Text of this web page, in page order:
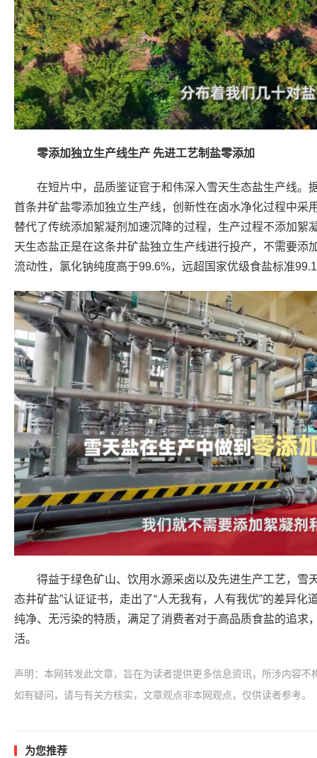
零添加独立生产线生产 先进工艺制盐零添加
在短片中，品质鉴证官于和伟深入雪天生态盐生产线。
首条井矿盐零添加独立生产线，创新性在卤水净化过程中采
替代了传统添加絮凝剂加速沉降的过程，生产过程不添加絮
天生态盐正是在这条井矿盐独立生产线进行投产，不需要添
流动性，氯化钠纯度高于99.6%，远超国家优级食盐标准
得益于绿色矿山、饮用水源采卤以及先进生产工艺，雪
态井矿盐”认证证书，走出了“人无我有，人有我优”的差异化
纯净、无污染的特质，满足了消费者对于高品质食盐的追求
活。
声明：本网转发此文章，旨在为读者提供更多信息资讯，所涉内容不
如有疑问，请与有关方核实，文章观点非本网观点，仅供读者参考。
为您推荐